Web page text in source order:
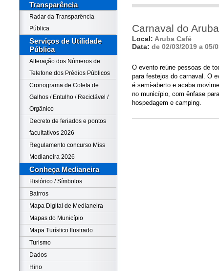
Transparência
Radar da Transparência
Pública
Serviços de Utilidade
Pública
Alteração dos Números de
Telefone dos Prédios Públicos
Cronograma de Coleta de
Galhos / Entulho / Reciclável /
Orgânico
Decreto de feriados e pontos
facultativos 2026
Regulamento concurso Miss
Medianeira 2026
Conheça Medianeira
Histórico / Símbolos
Bairros
Mapa Digital de Medianeira
Mapas do Município
Mapa Turístico Ilustrado
Turismo
Dados
Hino
Carnaval do
Local: Aruba Café
Data: de 02/03/2019 a 05/
O evento reúne pessoas de
para festejos do carnaval. O
é semi-aberto e acaba
no município, com ênfase para
hospedagem e camping.